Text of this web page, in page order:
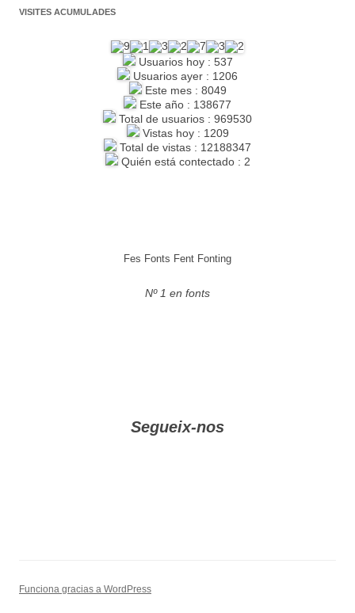
VISITES ACUMULADES
Usuarios hoy : 537
Usuarios ayer : 1206
Este mes : 8049
Este año : 138677
Total de usuarios : 969530
Vistas hoy : 1209
Total de vistas : 12188347
Quién está contectado : 2
Fes Fonts Fent Fonting
Nº 1 en fonts
Segueix-nos
Funciona gracias a WordPress